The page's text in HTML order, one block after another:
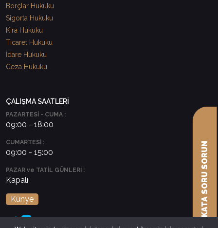
Borçlar Hukuku
Sigorta Hukuku
Kira Hukuku
Ticaret Hukuku
İdare Hukuku
Ceza Hukuku
ÇALIŞMA SAATLERİ
PAZARTESİ - CUMA :
09:00 - 18:00
CUMARTESİ :
09:00 - 15:00
PAZAR ve TATİL GÜNLERİ :
Kapalı
Künye AVUKATA SORU SORUN